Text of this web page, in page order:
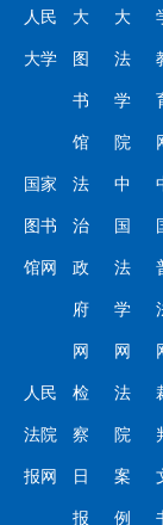
人民
大学
大
图
书
馆
大
法
学
院
国家
图书
馆网
法
治
政
府
网
中
国
法
学
网
人民
法院
报网
检
察
日
报
法
院
案
例